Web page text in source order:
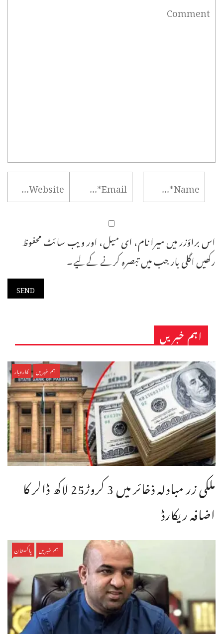
اس براؤزر میں میرا نام، ای میل، اور ویب سائٹ محفوظ
رکھیں اگلی بار جب میں تبصرہ کرنے کےلیے۔
اہم خبریں
اہم خبریں کاروبار
ملکی زر مبادلہ ذخائر میں 3 کروڑ25 لاکھ ڈالر کا
اضافہ ریکارڈ
اہم خبریں پاکستان